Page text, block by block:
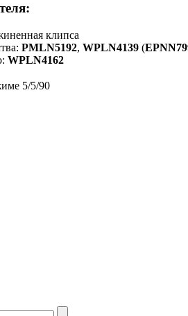
клипса
PMLN5192, WPLN4139 (
WPLN4162
5/5/90